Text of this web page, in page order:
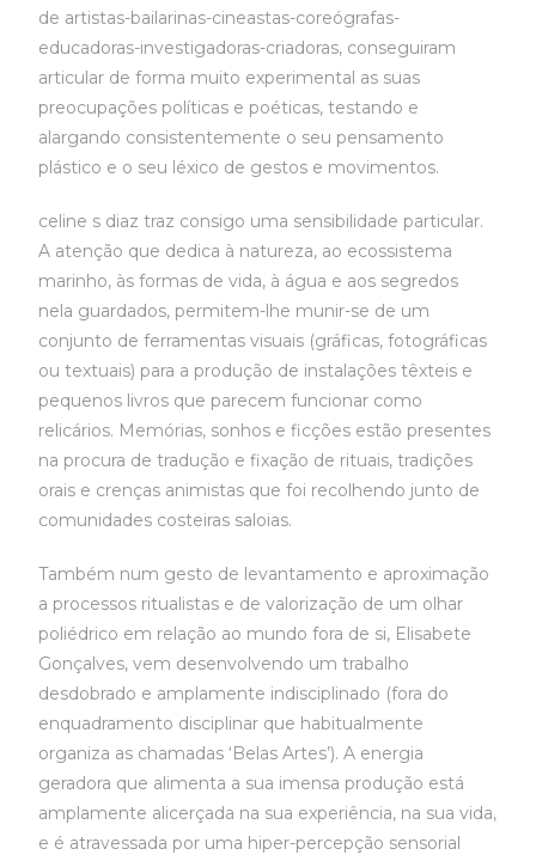
de artistas-bailarinas-cineastas-coreógrafas-
educadoras-investigadoras-criadoras, conseguiram
articular de forma muito experimental as suas
preocupações políticas e poéticas, testando e
alargando consistentemente o seu pensamento
plástico e o seu léxico de gestos e movimentos.
celine s diaz traz consigo uma sensibilidade particular.
A atenção que dedica à natureza, ao ecossistema
marinho, às formas de vida, à água e aos segredos
nela guardados, permitem-lhe munir-se de um
conjunto de ferramentas visuais (gráficas, fotográficas
ou textuais) para a produção de instalações têxteis e
pequenos livros que parecem funcionar como
relicários. Memórias, sonhos e ficções estão presentes
na procura de tradução e fixação de rituais, tradições
orais e crenças animistas que foi recolhendo junto de
comunidades costeiras saloias.
Também num gesto de levantamento e aproximação
a processos ritualistas e de valorização de um olhar
poliédrico em relação ao mundo fora de si, Elisabete
Gonçalves, vem desenvolvendo um trabalho
desdobrado e amplamente indisciplinado (fora do
enquadramento disciplinar que habitualmente
organiza as chamadas ‘Belas Artes’). A energia
geradora que alimenta a sua imensa produção está
amplamente alicerçada na sua experiência, na sua vida,
e é atravessada por uma hiper-percepção sensorial